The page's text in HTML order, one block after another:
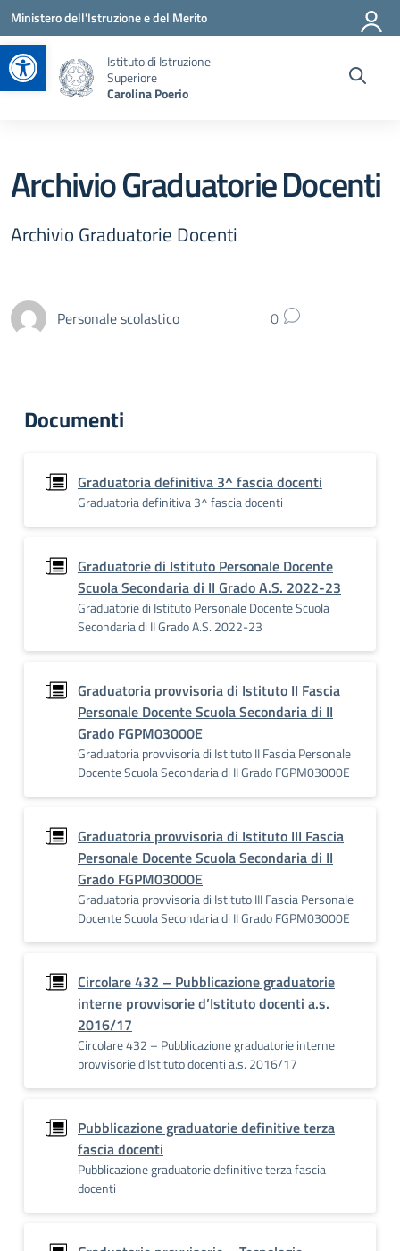
Apri la barra degli strumenti
Vai ai contenuti
Vai al menu di navigazione
Vai al footer
Ministero dell'Istruzione e del Merito
Istituto di Istruzione
Superiore
Carolina Poerio
Archivio Graduatorie Docenti
Archivio Graduatorie Docenti
Personale scolastico 0
Documenti
Graduatoria definitiva 3^ fascia docenti
Graduatoria definitiva 3^ fascia docenti
Graduatorie di Istituto Personale Docente
Scuola Secondaria di II Grado A.S. 2022-23
Graduatorie di Istituto Personale Docente Scuola
Secondaria di II Grado A.S. 2022-23
Graduatoria provvisoria di Istituto II Fascia
Personale Docente Scuola Secondaria di II
Grado FGPM03000E
Graduatoria provvisoria di Istituto II Fascia Personale
Docente Scuola Secondaria di II Grado FGPM03000E
Graduatoria provvisoria di Istituto III Fascia
Personale Docente Scuola Secondaria di II
Grado FGPM03000E
Graduatoria provvisoria di Istituto III Fascia Personale
Docente Scuola Secondaria di II Grado FGPM03000E
Circolare 432 – Pubblicazione graduatorie
interne provvisorie d’Istituto docenti a.s.
2016/17
Circolare 432 – Pubblicazione graduatorie interne
provvisorie d’Istituto docenti a.s. 2016/17
Pubblicazione graduatorie definitive terza
fascia docenti
Pubblicazione graduatorie definitive terza fascia
docenti